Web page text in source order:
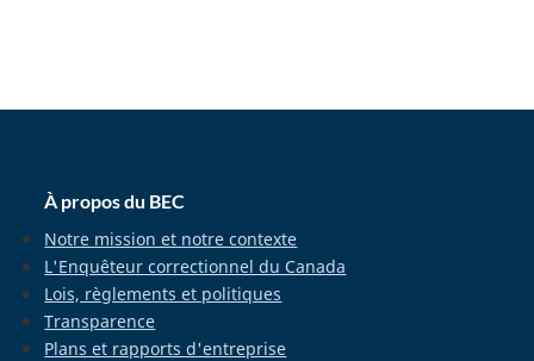
À propos du BEC
Notre mission et notre contexte
L'Enquêteur correctionnel du Canada
Lois, règlements et politiques
Transparence
Plans et rapports d'entreprise